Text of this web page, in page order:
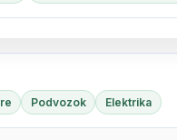
Podvozok Elektrika